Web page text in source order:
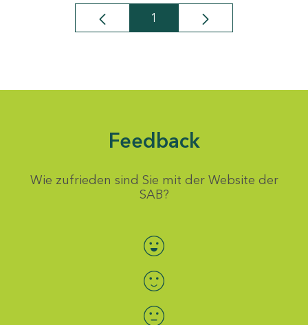
Seite
1
Feedback
Wie zufrieden sind Sie mit der Website der
SAB?
Bewertung auswählen